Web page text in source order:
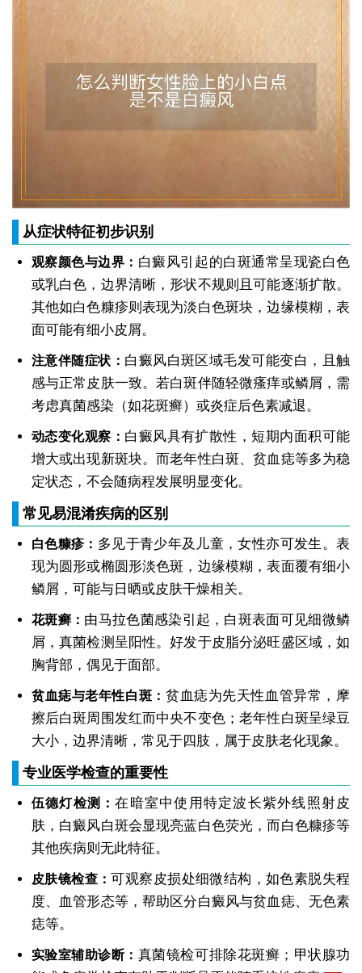
从症状特征初步识别
观察颜色与边界： 白癜风引起的白斑通常呈现瓷白色
或乳白色，边界清晰，形状不规则且可能逐渐扩散。
其他如白色糠疹则表现为淡白色斑块，边缘模糊，表
面可能有细小皮屑。
注意伴随症状： 白癜风白斑区域毛发可能变白，且触
感与正常皮肤一致。若白斑伴随轻微瘙痒或鳞屑，需
考虑真菌感染（如花斑癣）或炎症后色素减退。
动态变化观察： 白癜风具有扩散性，短期内面积可能
增大或出现新斑块。而老年性白斑、贫血痣等多为稳
定状态，不会随病程发展明显变化。
常见易混淆疾病的区别
白色糠疹： 多见于青少年及儿童，女性亦可发生。表
现为圆形或椭圆形淡色斑，边缘模糊，表面覆有细小
鳞屑，可能与日晒或皮肤干燥相关。
花斑癣： 由马拉色菌感染引起，白斑表面可见细微鳞
屑，真菌检测呈阳性。好发于皮脂分泌旺盛区域，如
胸背部，偶见于面部。
贫血痣与老年性白斑： 贫血痣为先天性血管异常，摩
擦后白斑周围发红而中央不变色；老年性白斑呈绿豆
大小，边界清晰，常见于四肢，属于皮肤老化现象。
专业医学检查的重要性
伍德灯检测：在暗室中使用特定波长紫外线照射皮
肤，白癜风白斑会显现亮蓝白色荧光，而白色糠疹等
其他疾病则无此特征。
皮肤镜检查：可观察皮损处细微结构，如色素脱失程
度、血管形态等，帮助区分白癜风与贫血痣、无色素
痣等。
实验室辅助诊断： 真菌镜检可排除花斑癣；甲状腺功